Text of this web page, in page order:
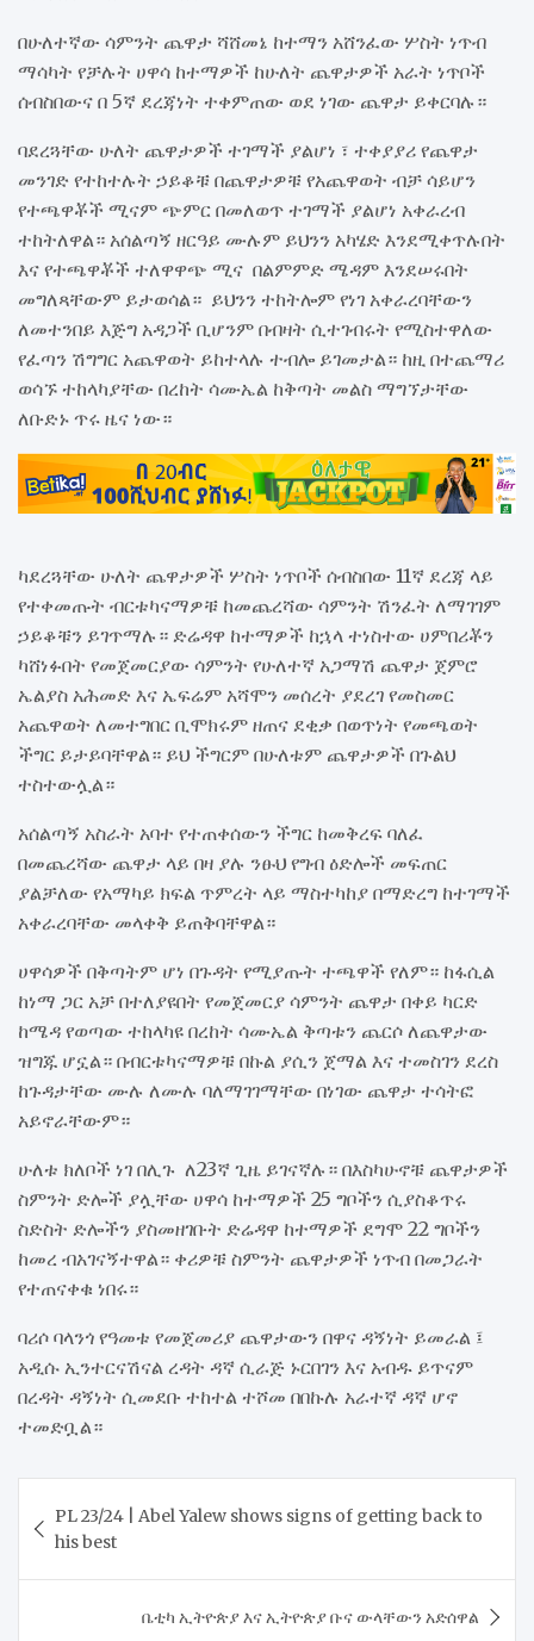
በሁለተኛው ሳምንት ጨዋታ ሻሸመኔ ከተማን አሸንፈው ሦስት ነጥብ
ማሳካት የቻሉት ሀዋሳ ከተማዎች ከሁለት ጨዋታዎች አራት ነጥቦች
ሰብስበውና በ 5ኛ ደረጃነት ተቀምጠው ወደ ነገው ጨዋታ ይቀርባሉ።
ባደረጓቸው ሁለት ጨዋታዎች ተገማች ያልሆነ ፣ ተቀያያሪ የጨዋታ
መንገድ የተከተሉት ኃይቆቹ በጨዋታዎቹ የአጨዋወት ብቻ ሳይሆን
የተጫዋቾች ሚናም ጭምር በመለወጥ ተገማች ያልሆነ አቀራረብ
ተከትለዋል። አሰልጣኝ ዘርዓይ ሙሉም ይህንን አካሄድ እንደሚቀጥሉበት
እና የተጫዋቾች ተለዋዋጭ ሚና በልምምድ ሜዳም እንደሠሩበት
መግለጻቸውም ይታወሳል። ይህንን ተከትሎም የነገ አቀራረባቸውን
ለመተንበይ እጅግ አዳጋች ቢሆንም በብዛት ሲተገብሩት የሚስተዋለው
የፈጣን ሽግግር አጨዋወት ይከተላሉ ተብሎ ይገመታል። ከዚ በተጨማሪ
ወሳኙ ተከላካያቸው በረከት ሳሙኤል ከቅጣት መልስ ማግኘታቸው
ለቡድኑ ጥሩ ዜና ነው።
ካደረጓቸው ሁለት ጨዋታዎች ሦስት ነጥቦች ሰብስበው 11ኛ ደረጃ ላይ
የተቀመጡት ብርቱካናማዎቹ ከመጨረሻው ሳምንት ሽንፈት ለማገገም
ኃይቆቹን ይገጥማሉ። ድሬዳዋ ከተማዎች ከኋላ ተነስተው ሀምበሪቾን
ካሸነፉበት የመጀመርያው ሳምንት የሁለተኛ አጋማሽ ጨዋታ ጀምሮ
ኤልያስ አሕመድ እና ኤፍሬም አሻሞን መሰረት ያደረገ የመስመር
አጨዋወት ለመተግበር ቢሞክሩም ዘጠና ደቂቃ በወጥነት የመጫወት
ችግር ይታይባቸዋል። ይህ ችግርም በሁለቱም ጨዋታዎች በጉልህ
ተስተውሏል።
አሰልጣኝ አስራት አባተ የተጠቀሰውን ችግር ከመቅረፍ ባለፈ
በመጨረሻው ጨዋታ ላይ በዛ ያሉ ንፁህ የግብ ዕድሎች መፍጠር
ያልቻለው የአማካይ ክፍል ጥምረት ላይ ማስተካከያ በማድረግ ከተገማች
አቀራረባቸው መላቀቅ ይጠቅባቸዋል።
ሀዋሳዎች በቅጣትም ሆነ በጉዳት የሚያጡት ተጫዋች የለም። ከፋሲል
ከነማ ጋር አቻ በተለያዩበት የመጀመርያ ሳምንት ጨዋታ በቀይ ካርድ
ከሜዳ የወጣው ተከላካዩ በረከት ሳሙኤል ቅጣቱን ጨርሶ ለጨዋታው
ዝግጁ ሆኗል። በብርቱካናማዎቹ በኩል ያሲን ጀማል እና ተመስገን ደረስ
ከጉዳታቸው ሙሉ ለሙሉ ባለማገገማቸው በነገው ጨዋታ ተሳትፎ
አይኖራቸውም።
ሁለቱ ክለቦች ነገ በሊጉ ለ23ኛ ጊዜ ይገናኛሉ። በእስካሁኖቹ ጨዋታዎች
ስምንት ድሎች ያሏቸው ሀዋሳ ከተማዎች 25 ግቦችን ሲያስቆጥሩ
ስድስት ድሎችን ያስመዘገቡት ድሬዳዋ ከተማዎች ደግሞ 22 ግቦችን
ከመረ ብአገናኝተዋል። ቀሪዎቹ ስምንት ጨዋታዎች ነጥብ በመጋራት
የተጠናቀቁ ነበሩ።
ባሪሶ ባላንጎ የዓመቱ የመጀመሪያ ጨዋታውን በዋና ዳኝነት ይመራል ፤
አዲሱ ኢንተርናሽናል ረዳት ዳኛ ሲራጅ ኑርበገን እና አብዱ ይጥናም
በረዳት ዳኝነት ሲመደቡ ተከተል ተሾመ በበኩሉ አራተኛ ዳኛ ሆኖ
ተመድቧል።
navigation
PL 23/24 | Abel Yalew shows signs of getting back to
his best
ቤቲካ ኢትዮጵያ እና ኢትዮጵያ ቡና ውላቸውን አድሰዋል